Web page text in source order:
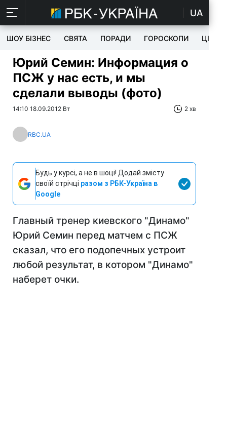
UA
ШОУ БІЗНЕС СВЯТА ПОРАДИ ГОРОСКОПИ ЦІКАВЕ
Юрий Семин: Информация о
ПСЖ у нас есть, и мы
сделали выводы (фото)
14:10 18.09.2012 Вт 2 хв
RBC.UA
Будь у курсі, а не в шоці! Додай змісту
своїй стрічці разом з РБК-Україна в
Google
Главный тренер киевского "Динамо"
Юрий Семин перед матчем с ПСЖ
сказал, что его подопечных устроит
любой результат, в котором "Динамо"
наберет очки.